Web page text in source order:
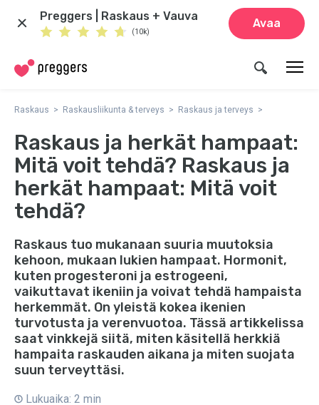
Preggers | Raskaus + Vauva
(10k)
Avaa
Raskaus Raskausliikunta & terveys Raskaus ja terveys
Raskaus ja herkät hampaat:
Mitä voit tehdä? Raskaus ja
herkät hampaat: Mitä voit
tehdä?
Raskaus tuo mukanaan suuria muutoksia
kehoon, mukaan lukien hampaat. Hormonit,
kuten progesteroni ja estrogeeni,
vaikuttavat ikeniin ja voivat tehdä hampaista
herkemmät. On yleistä kokea ikenien
turvotusta ja verenvuotoa. Tässä artikkelissa
saat vinkkejä siitä, miten käsitellä herkkiä
hampaita raskauden aikana ja miten suojata
suun terveyttäsi.
Lukuaika: 2 min